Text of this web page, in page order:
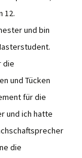
12.
und bin
die
und Tücken
für die
und ich hatte
die